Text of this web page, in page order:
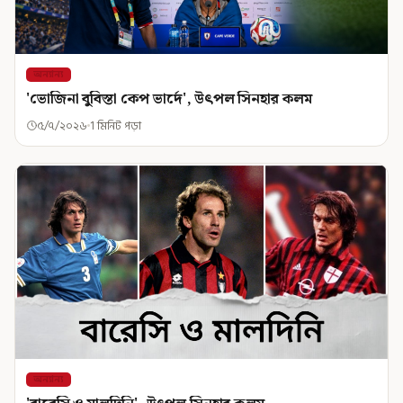
অন্যান্য
'ভোজিনা বুবিস্তা কেপ ভার্দে', উৎপল সিনহার কলম
৫/৭/২০২৬ 1 মিনিট পড়া
অন্যান্য